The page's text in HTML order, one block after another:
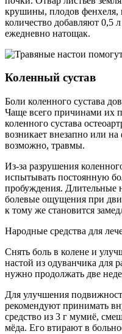
крушины, плодов фенхеля,
количество добавляют 0,5
ежедневно натощак.
Коленный сустав
Боли коленного сустава
Чаще всего причинами их
коленного сустава
возникает внезапно или на
возможно, травмы.
Из-за разрушения
испытывать постоянную
пробуждения. Длительные
болевые ощущения при
к тому же становится
Народные средства для
Снять боль в колене и
настой из одуванчика для
нужно продолжать две
Для улучшения
рекомендуют принимать
средство из 3 г мумиё,
мёда. Его втирают в